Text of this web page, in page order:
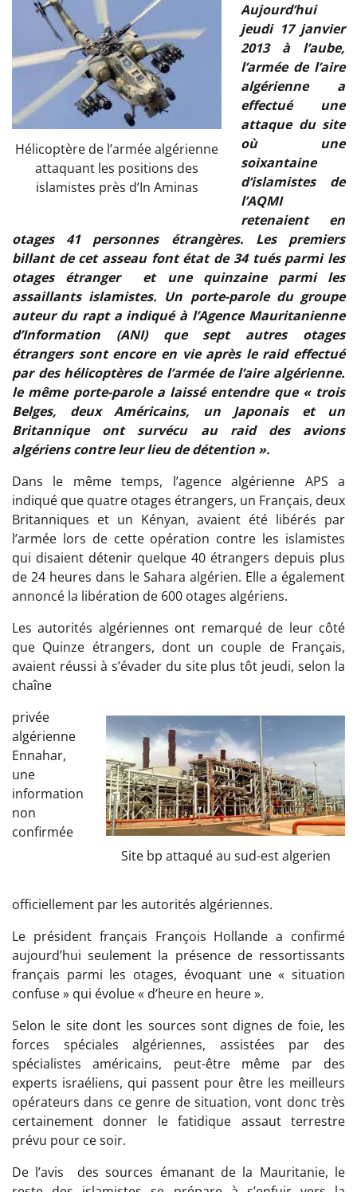
Hélicoptère de l’armée algérienne
attaquant les positions des
islamistes près d’In Aminas
Aujourd’hui
jeudi 17 janvier
2013 à l’aube,
l’armée de l’aire
algérienne a
effectué une
attaque du site
où une
soixantaine
d’islamistes de
l’AQMI
retenaient en
otages 41 personnes étrangères. Les premiers
billant de cet asseau font état de 34 tués parmi les
otages étranger et une quinzaine parmi les
assaillants islamistes. Un porte-parole du groupe
auteur du rapt a indiqué à l’Agence Mauritanienne
d’Information (ANI) que sept autres otages
étrangers sont encore en vie après le raid effectué
par des hélicoptères de l’armée de l’aire algérienne.
le même porte-parole a laissé entendre que « trois
Belges, deux Américains, un Japonais et un
Britannique ont survécu au raid des avions
algériens contre leur lieu de détention ».
Dans le même temps, l’agence algérienne APS a
indiqué que quatre otages étrangers, un Français, deux
Britanniques et un Kényan, avaient été libérés par
l’armée lors de cette opération contre les islamistes
qui disaient détenir quelque 40 étrangers depuis plus
de 24 heures dans le Sahara algérien. Elle a également
annoncé la libération de 600 otages algériens.
Les autorités algériennes ont remarqué de leur côté
que Quinze étrangers, dont un couple de Français,
avaient réussi à s’évader du site plus tôt jeudi, selon la
chaîne
Site bp attaqué au sud-est algerien
privée
algérienne
Ennahar,
une
information
non
confirmée
officiellement par les autorités algériennes.
Le président français François Hollande a confirmé
aujourd’hui seulement la présence de ressortissants
français parmi les otages, évoquant une « situation
confuse » qui évolue « d’heure en heure ».
Selon le site dont les sources sont dignes de foie, les
forces spéciales algériennes, assistées par des
spécialistes américains, peut-être même par des
experts israéliens, qui passent pour être les meilleurs
opérateurs dans ce genre de situation, vont donc très
certainement donner le fatidique assaut terrestre
prévu pour ce soir.
De l’avis des sources émanant de la Mauritanie, le